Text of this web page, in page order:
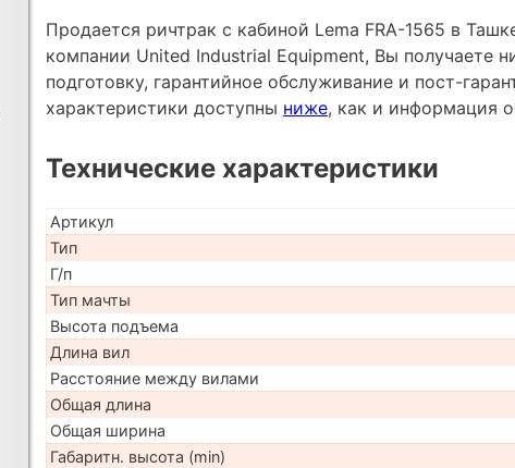
Продается ричтрак с кабиной Lema FRA-1565 в
компании United Industrial Equipment, Вы получаете
подготовку, гарантийное обслуживание и пост-
характеристики доступны ниже, как и информация
Технические характеристики
Артикул
Тип
Г/п
Тип мачты
Высота подъема
Длина вил
Расстояние между вилами
Общая длина
Общая ширина
Габаритн. высота (min)